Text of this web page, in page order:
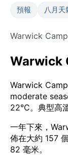
預報 八月天
Warwick Camp
Warwick
Warwick
moderate
22°C。典型高
一年下來，
佈在大約 157
82 毫米。